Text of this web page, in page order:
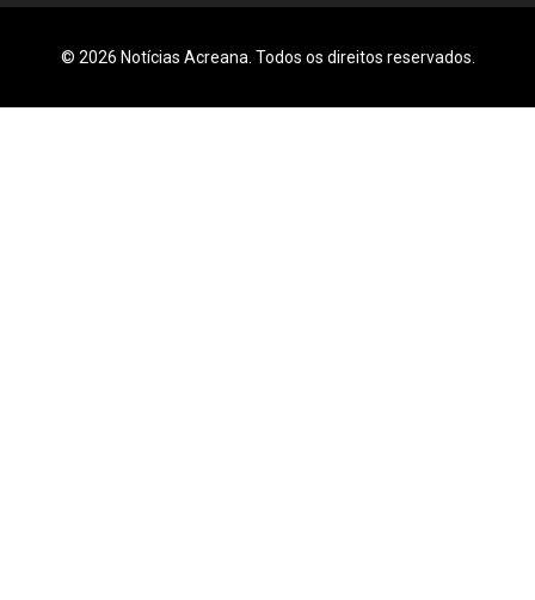
© 2026 Notícias Acreana. Todos os direitos reservados.